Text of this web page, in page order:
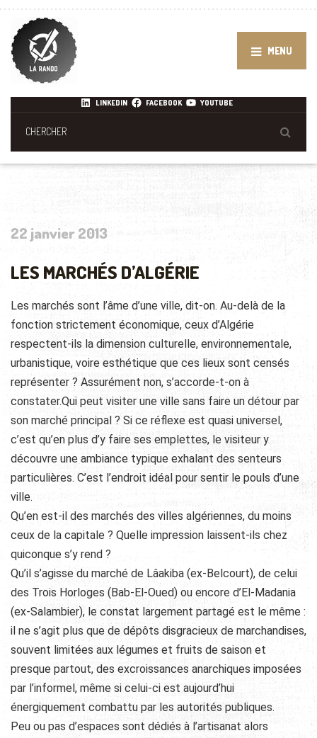
MENU
LINKEDIN FACEBOOK YOUTUBE
22 janvier 2013
LES MARCHÉS D’ALGÉRIE
Les marchés sont l’âme d’une ville, dit-on. Au-delà de la
fonction strictement économique, ceux d’Algérie
respectent-ils la dimension culturelle, environnementale,
urbanistique, voire esthétique que ces lieux sont censés
représenter ? Assurément non, s’accorde-t-on à
constater.Qui peut visiter une ville sans faire un détour par
son marché principal ? Si ce réflexe est quasi universel,
c’est qu’en plus d’y faire ses emplettes, le visiteur y
découvre une ambiance typique exhalant des senteurs
particulières. C’est l’endroit idéal pour sentir le pouls d’une
ville.
Qu’en est-il des marchés des villes algériennes, du moins
ceux de la capitale ? Quelle impression laissent-ils chez
quiconque s’y rend ?
Qu’il s’agisse du marché de Lâakiba (ex-Belcourt), de celui
des Trois Horloges (Bab-El-Oued) ou encore d’El-Madania
(ex-Salambier), le constat largement partagé est le même :
il ne s’agit plus que de dépôts disgracieux de marchandises,
souvent limitées aux légumes et fruits de saison et
presque partout, des excroissances anarchiques imposées
par l’informel, même si celui-ci est aujourd’hui
énergiquement combattu par les autorités publiques.
Peu ou pas d’espaces sont dédiés à l’artisanat alors